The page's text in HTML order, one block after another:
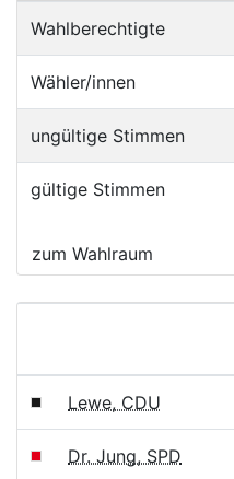
Wahlberechtigte
Wähler/innen
ungültige Stimmen
gültige Stimmen
zum Wahlraum
Lewe, CDU
Dr. Jung, SPD